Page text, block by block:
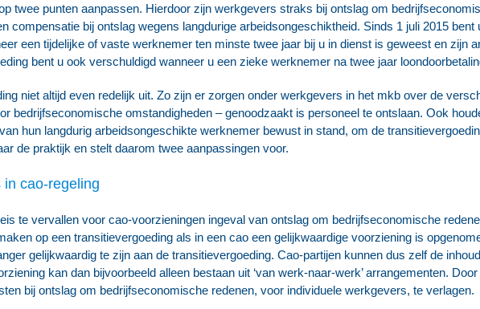
twee punten aanpassen. Hierdoor zijn werkgevers straks bij ontslag om
compensatie bij ontslag wegens langdurige arbeidsongeschiktheid. Sinds 1 juli 2015 bent
een tijdelijke of vaste werknemer ten minste twee jaar bij u in dienst is geweest en zijn
bent u ook verschuldigd wanneer u een zieke werknemer na twee jaar
niet altijd even redelijk uit. Zo zijn er zorgen onder werkgevers in het mkb over de
bedrijfseconomische omstandigheden – genoodzaakt is personeel te ontslaan. Ook
hun langdurig arbeidsongeschikte werknemer bewust in stand, om de
de praktijk en stelt daarom twee aanpassingen voor.
cao-regeling
te vervallen voor cao-voorzieningen ingeval van ontslag om bedrijfseconomische
op een transitievergoeding als in een cao een gelijkwaardige voorziening is
gelijkwaardig te zijn aan de transitievergoeding. Cao-partijen kunnen dus zelf de
kan dan bijvoorbeeld alleen bestaan uit ‘van werk-naar-werk’ arrangementen.
bij ontslag om bedrijfseconomische redenen, voor individuele werkgevers, te verlagen.